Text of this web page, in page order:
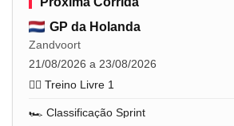
GP da Holanda
Zandvoort
21/08/2026 a 23/08/2026
🏋️‍♂️ Treino Livre 1
🏎️ Classificação Sprint